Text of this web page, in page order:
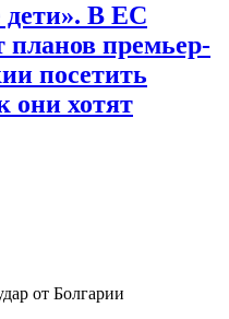
дети». В ЕС
премьер-
посетить
они хотят
от Болгарии